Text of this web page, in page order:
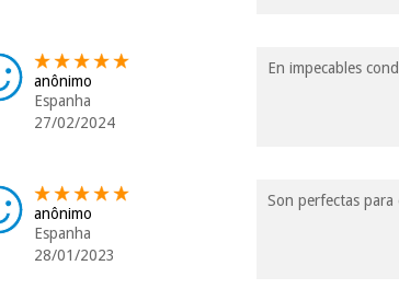
anônimo
Espanha
27/02/2024
En impecables
anônimo
Espanha
28/01/2023
Son perfectas